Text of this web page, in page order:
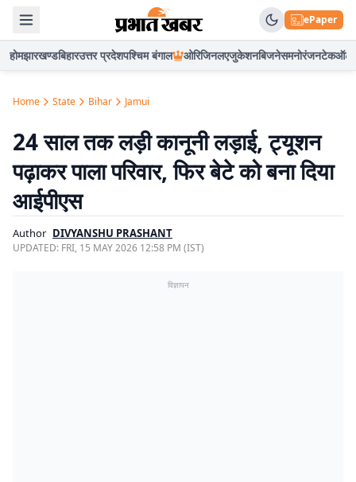
ePaper
होमझारखण्डबिहारउत्तर प्रदेशपश्चिम बंगाल ओरिजिनलएजुकेशनबिजनेसमनोरंजनटेकऑटो
Home State Bihar Jamui
24 साल तक लड़ी कानूनी लड़ाई, ट्यूशन
पढ़ाकर पाला परिवार, फिर बेटे को बना दिया
आईपीएस
Author DIVYANSHU PRASHANT
UPDATED: FRI, 15 MAY 2026 12:58 PM (IST)
विज्ञापन